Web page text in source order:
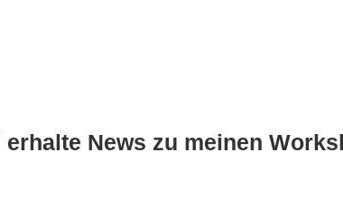
News zu meinen